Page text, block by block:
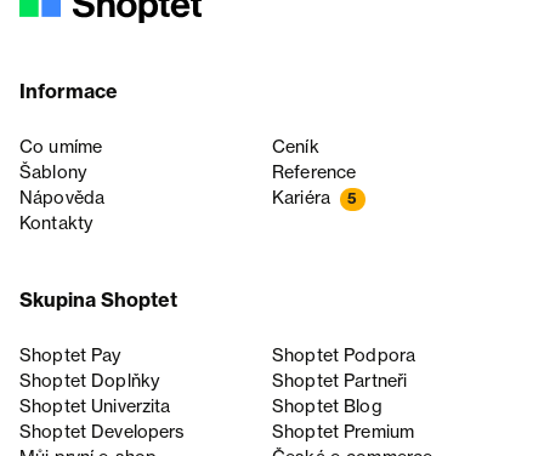
Informace
Co umíme
Ceník
Šablony
Reference
Nápověda
Kariéra 5
Kontakty
Skupina Shoptet
Shoptet Pay
Shoptet Podpora
Shoptet Doplňky
Shoptet Partneři
Shoptet Univerzita
Shoptet Blog
Shoptet Developers
Shoptet Premium